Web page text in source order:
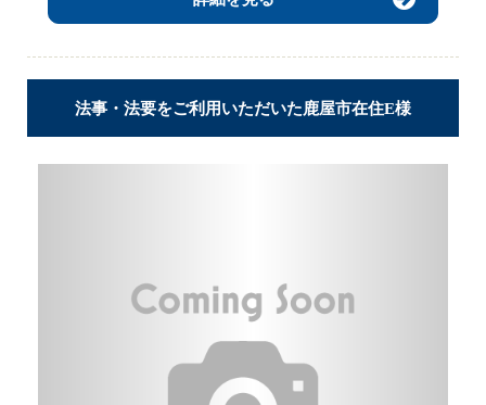
法事・法要をご利用いただいた鹿屋市在住E様